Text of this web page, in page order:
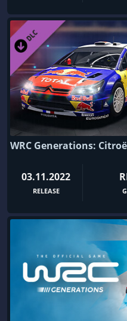
WRC Generations:
03.11.2022
RELEASE